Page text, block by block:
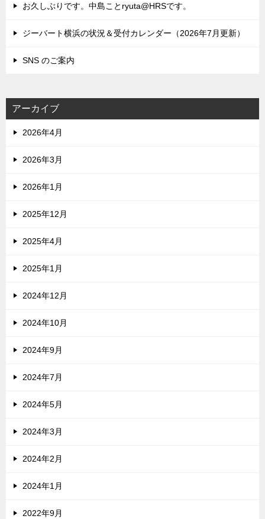
お久しぶりです。中島ことryuta@HRSです。
ジーバート横浜の状況＆受付カレンダー（2026年7月更新）
SNS のご案内
アーカイブ
2026年4月
2026年3月
2026年1月
2025年12月
2025年4月
2025年1月
2024年12月
2024年10月
2024年9月
2024年7月
2024年5月
2024年3月
2024年2月
2024年1月
2022年9月